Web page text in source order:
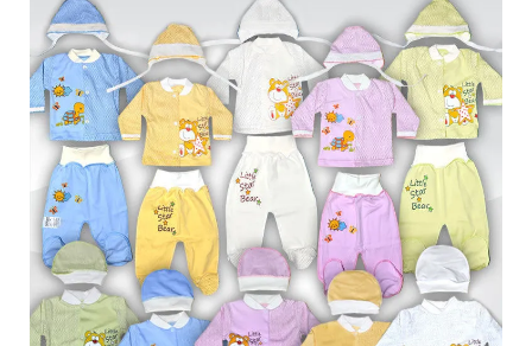
Обмен и возврат
Оптовикам
Контакты
Пн-Пт: с 8.00 до 17.00
(097) 779 44 39
Виктория
(097) 779 44 39
sofiyatextil@gmail.com
г. Горишние Плавни, ул. Строна 3, 2 этаж, София Текстиль